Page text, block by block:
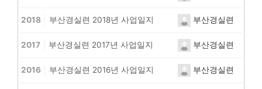
2018 부산경실련 2018년 사업일지 부산경실련
2017 부산경실련 2017년 사업일지 부산경실련
2016 부산경실련 2016년 사업일지 부산경실련